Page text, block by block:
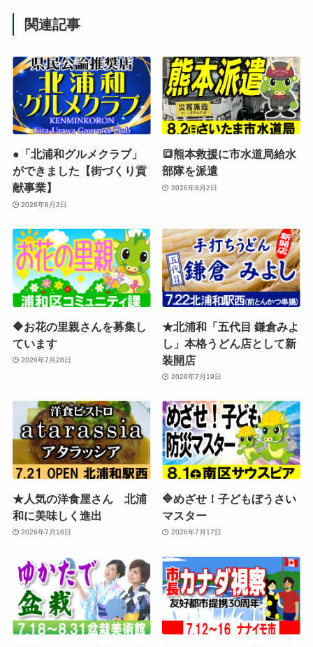
関連記事
●「北浦和グルメクラブ」
ができました【街づくり貢
献事業】
2026年8月2日
🔳熊本救援に市水道局給水
部隊を派遣
2026年8月2日
🔶お花の里親さんを募集し
ています
2026年7月28日
★北浦和「五代目 鎌倉みよ
し」本格うどん店として新
装開店
2026年7月19日
★人気の洋食屋さん 北浦
和に美味しく進出
2026年7月18日
🔷めざせ！子どもぼうさい
マスター
2026年7月17日